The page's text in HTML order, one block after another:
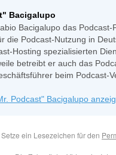
Bacigalupo
Bacigalupo das Podcast-
die Podcast-Nutzung in
Hosting spezialisierten
betreibt er auch das
beim Podcast-
Podcast" Bacigalupo
ein Lesezeichen für den